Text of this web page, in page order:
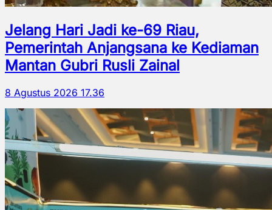
Jelang Hari Jadi ke-69 Riau,
Pemerintah Anjangsana ke Kediaman
Mantan Gubri Rusli Zainal
8 Agustus 2026 17.36